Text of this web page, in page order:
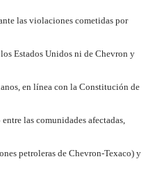
las violaciones cometidas por
Estados Unidos ni de Chevron y
en línea con la Constitución de
las comunidades afectadas,
petroleras de Chevron-Texaco) y